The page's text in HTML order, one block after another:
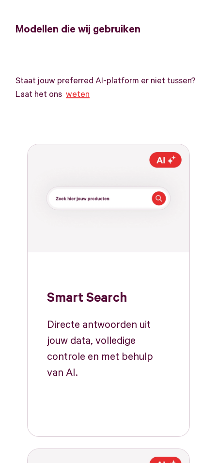
Modellen die wij gebruiken
Staat jouw preferred AI-platform er niet tussen?
Laat het ons weten
Smart Search
Directe antwoorden uit
jouw data, volledige
controle en met behulp
van AI.